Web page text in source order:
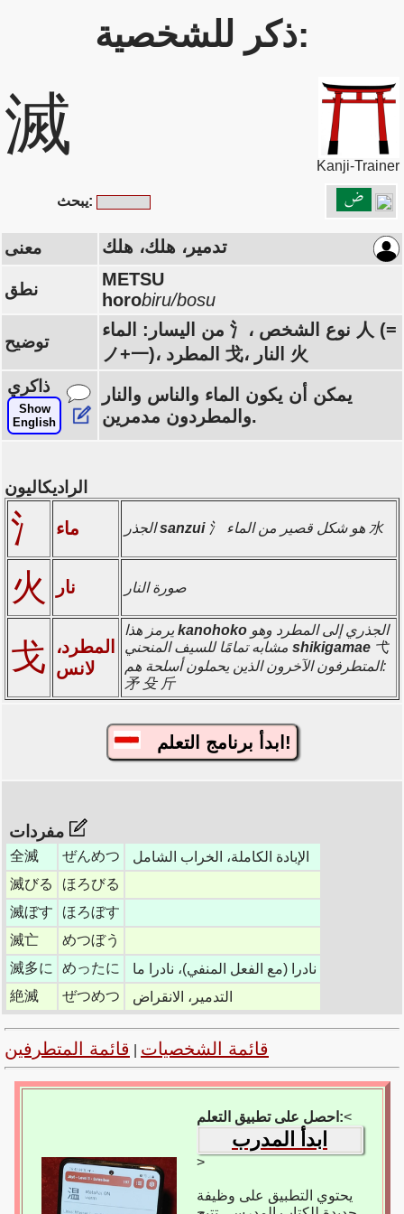
ذكر للشخصية:
滅
Kanji-Trainer
يبحث:
معنى تدمير، هلك، هلك
نطق
METSU
horobiru/bosu
توضيح
من اليسار: الماء 氵، نوع الشخص 人 (=
ノ+一)، المطرد 戈، النار 火
ذاكري
Show
English
يمكن أن يكون الماء والناس والنار
والمطردون مدمرين.
الراديكاليون
氵 ماء الجذرsanzui 氵 هو شكل قصير من الماء 水
火 نار صورة النار
戈
المطرد،
لانس
kanohoko
shikigamae 弋
المتطرفون الآخرون الذين يحملون أسلحة هم:
矛 殳 斤
ابدأ برنامج التعلم!
全滅 ぜんめつ
الإبادة الكاملة، الخراب الشامل
滅びる
ほろびる
滅ぼす
ほろぼす
滅亡
めつぼう
滅多に
めったに
نادرا (مع الفعل المنفي)، نادرا ما
絶滅
ぜつめつ التدمير، الانقراض
قائمة الشخصيات قائمة المتطرفين
احصل على تطبيق التعلم:<
ابدأ المدرب
>
يحتوي التطبيق على وظيفة